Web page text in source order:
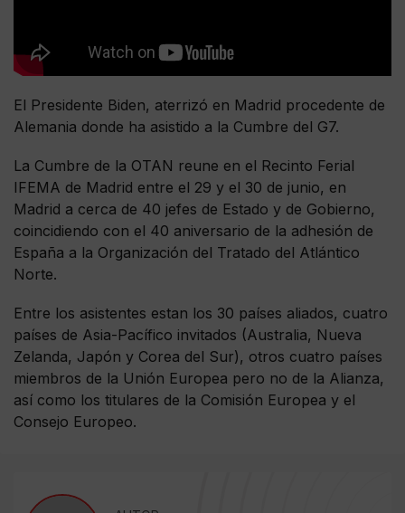
El Presidente Biden, aterrizó en Madrid procedente de
Alemania donde ha asistido a la Cumbre del G7.
La Cumbre de la OTAN reune en el Recinto Ferial
IFEMA de Madrid entre el 29 y el 30 de junio, en
Madrid a cerca de 40 jefes de Estado y de Gobierno,
coincidiendo con el 40 aniversario de la adhesión de
España a la Organización del Tratado del Atlántico
Norte.
Entre los asistentes estan los 30 países aliados, cuatro
países de Asia-Pacífico invitados (Australia, Nueva
Zelanda, Japón y Corea del Sur), otros cuatro países
miembros de la Unión Europea pero no de la Alianza,
así como los titulares de la Comisión Europea y el
Consejo Europeo.